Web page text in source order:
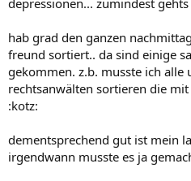
hab grad den ganzen
freund sortiert.. da sind einige
gekommen. z.b. musste ich alle
rechtsanwälten sortieren die
:kotz:
dementsprechend gut ist mein
irgendwann musste es ja